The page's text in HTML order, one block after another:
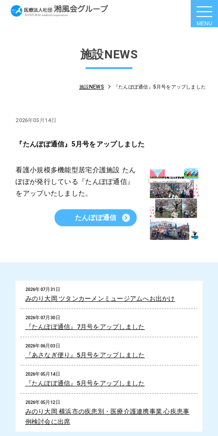
施設NEWS
施設NEWS 『たんぽぽ通信』5月号をアップしました
2026年05月14日
『たんぽぽ通信』5月号をアップしました
看護小規模多機能型居宅介護施設 たん
ぽぽが発行している『たんぽぽ通信』
をアップいたしました。
たんぽぽ通信
2026年07月31日
みのり大岡 ツタンカーメンミュージアムへお出かけ
2026年07月30日
『たんぽぽ通信』7月号をアップしました
2026年06月03日
『あさなぎ便り』5月号をアップしました
2026年05月14日
『たんぽぽ通信』5月号をアップしました
2026年05月12日
みのり大岡 横浜市の疾患別・医療介護連携事業 心疾患事
例検討会に出席